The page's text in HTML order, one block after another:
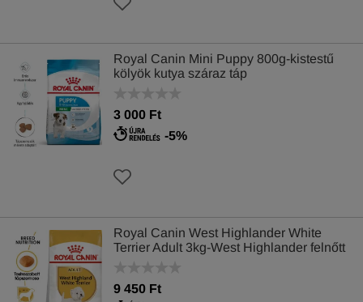
Royal Canin Mini Puppy 800g-kistestű
kölyök kutya száraz táp
3 000 Ft
-5%
Royal Canin West Highlander White
Terrier Adult 3kg-West Highlander felnőtt
9 450 Ft